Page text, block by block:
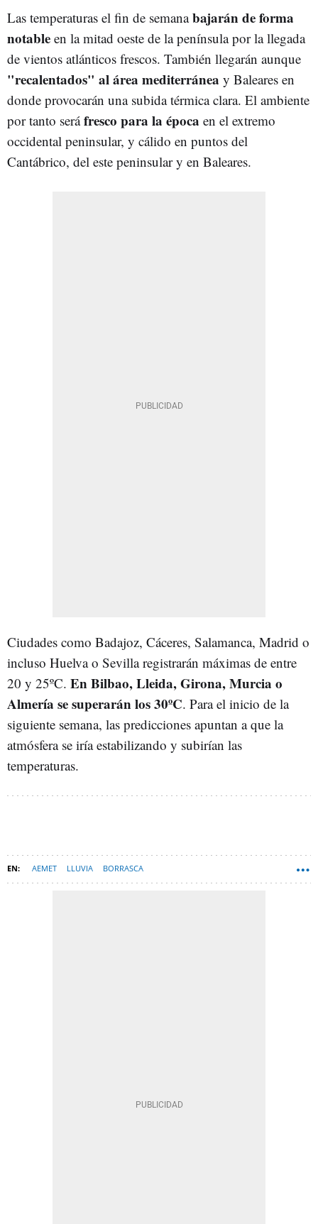
Las temperaturas el fin de semanabajarán de forma
notable en la mitad oeste de la península por la llegada
de vientos atlánticos frescos. También llegarán aunque
"recalentados" al área mediterránea y Baleares en
donde provocarán una subida térmica clara. El ambiente
por tanto seráfresco para la época en el extremo
occidental peninsular, y cálido en puntos del
Cantábrico, del este peninsular y en Baleares.
Ciudades como Badajoz, Cáceres, Salamanca, Madrid o
incluso Huelva o Sevilla registrarán máximas de entre
20 y 25ºC. En Bilbao, Lleida, Girona, Murcia o
Almería se superarán los 30ºC. Para el inicio de la
siguiente semana, las predicciones apuntan a que la
atmósfera se iría estabilizando y subirían las
temperaturas.
AEMET LLUVIA BORRASCA